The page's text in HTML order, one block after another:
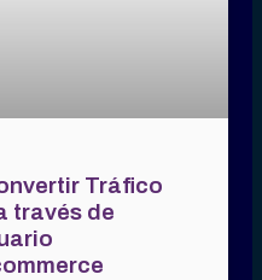
Tráfico
través de